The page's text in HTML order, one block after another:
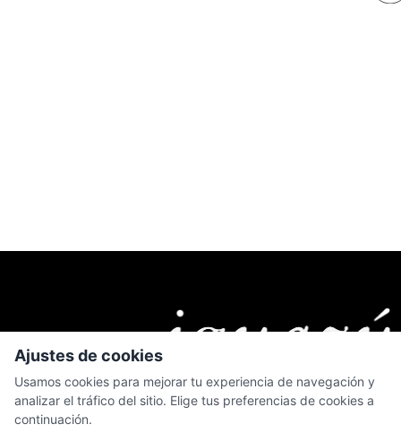
Ajustes de cookies
Usamos cookies para mejorar tu experiencia de navegación y
analizar el tráfico del sitio. Elige tus preferencias de cookies a
continuación.